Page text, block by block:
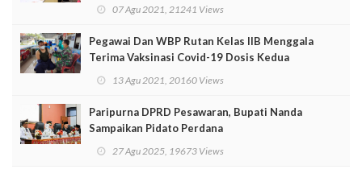
07 Agu 2021, 21241 Views
Pegawai Dan WBP Rutan Kelas IIB Menggala
Terima Vaksinasi Covid-19 Dosis Kedua
13 Agu 2021, 20160 Views
Paripurna DPRD Pesawaran, Bupati Nanda
Sampaikan Pidato Perdana
27 Agu 2025, 19673 Views